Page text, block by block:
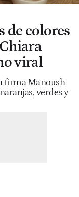
de colores
viral
firma Manoush
verdes y